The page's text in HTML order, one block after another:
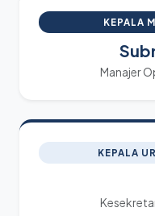
KEPALA
Manajer
KEPALA